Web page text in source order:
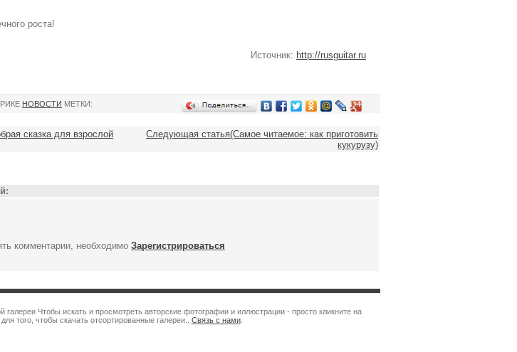
роста!
Источник: http://rusguitar.ru
НОВОСТИ МЕТКИ:
сказка для взрослой
Следующая статья(Самое читаемое: как приготовить
кукурузу)
комментарии, необходимо Зарегистрироваться
Чтобы искать и просмотреть авторские фотографии и иллюстрации - просто кликните на
того, чтобы скачать отсортированные галереи.. Связь с нами.